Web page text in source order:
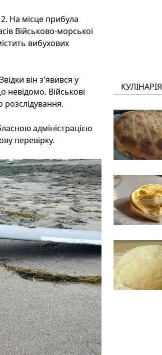
На місце прибула
Військово-морської
вибухових
він з'явився у
невідомо. Військові
адміністрацією
перевірку.
КУЛІНАРІЯ